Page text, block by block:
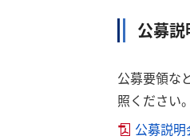
公募
公募要領な
照ください。
公募説